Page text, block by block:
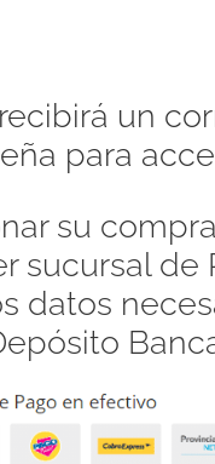
un
para
su
sucursal de
datos